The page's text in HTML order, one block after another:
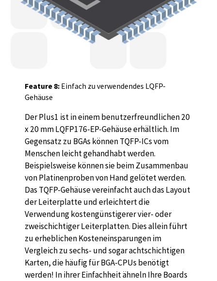
Feature 8:Einfach zu verwendendes LQFP-
Gehäuse
Der Plus1 ist in einem benutzerfreundlichen 20
x 20 mm LQFP176-EP-Gehäuse erhältlich. Im
Gegensatz zu BGAs können TQFP-ICs vom
Menschen leicht gehandhabt werden.
Beispielsweise können sie beim Zusammenbau
von Platinenproben von Hand gelötet werden.
Das TQFP-Gehäuse vereinfacht auch das Layout
der Leiterplatte und erleichtert die
Verwendung kostengünstigerer vier- oder
zweischichtiger Leiterplatten. Dies allein führt
zu erheblichen Kosteneinsparungen im
Vergleich zu sechs- und sogar achtschichtigen
Karten, die häufig für BGA-CPUs benötigt
werden! In ihrer Einfachheit ähneln Ihre Boards